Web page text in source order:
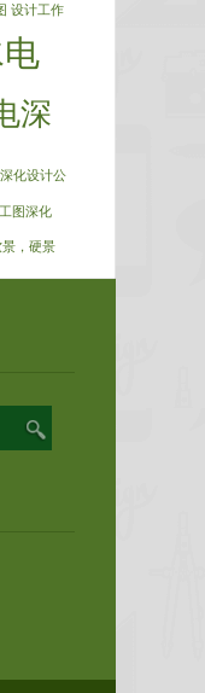
设计工作
深
深化设计公
图深化
，硬景